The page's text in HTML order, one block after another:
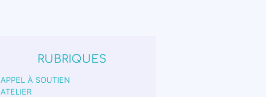
RUBRIQUES
APPEL À SOUTIEN
ATELIER